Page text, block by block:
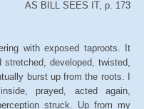
AS BILL SEES IT, p. 173
with exposed taproots. It
developed, twisted,
burst up from the roots. I
prayed, acted again,
struck. Up from my